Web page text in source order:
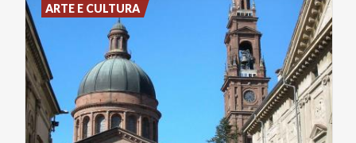
ARTE E CULTURA